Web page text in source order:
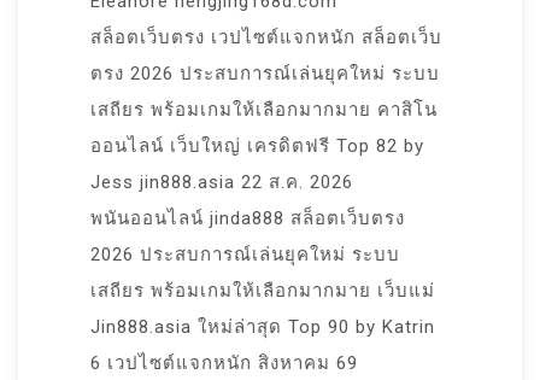
สล็อตเว็บตรง เวปไซต์แจกหนัก สล็อตเว็บ
ตรง 2026 ประสบการณ์เล่นยุคใหม่ ระบบ
เสถียร พร้อมเกมให้เลือกมากมาย คาสิโน
ออนไลน์ เว็บใหญ่ เครดิตฟรี Top 82 by
Jess jin888.asia 22 ส.ค. 2026
พนันออนไลน์ jinda888 สล็อตเว็บตรง
2026 ประสบการณ์เล่นยุคใหม่ ระบบ
เสถียร พร้อมเกมให้เลือกมากมาย เว็บแม่
Jin888.asia ใหม่ล่าสุด Top 90 by Katrin
6 เวปไซต์แจกหนัก สิงหาคม 69